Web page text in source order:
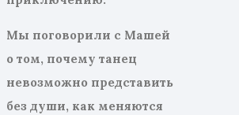
Мы поговорили с Машей
о том, почему танец
невозможно представить
без души, как меняются